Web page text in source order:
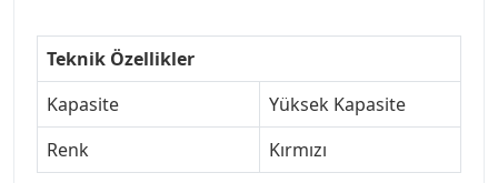
Teknik Özellikler
Kapasite
Yüksek Kapasite
Renk
Kırmızı